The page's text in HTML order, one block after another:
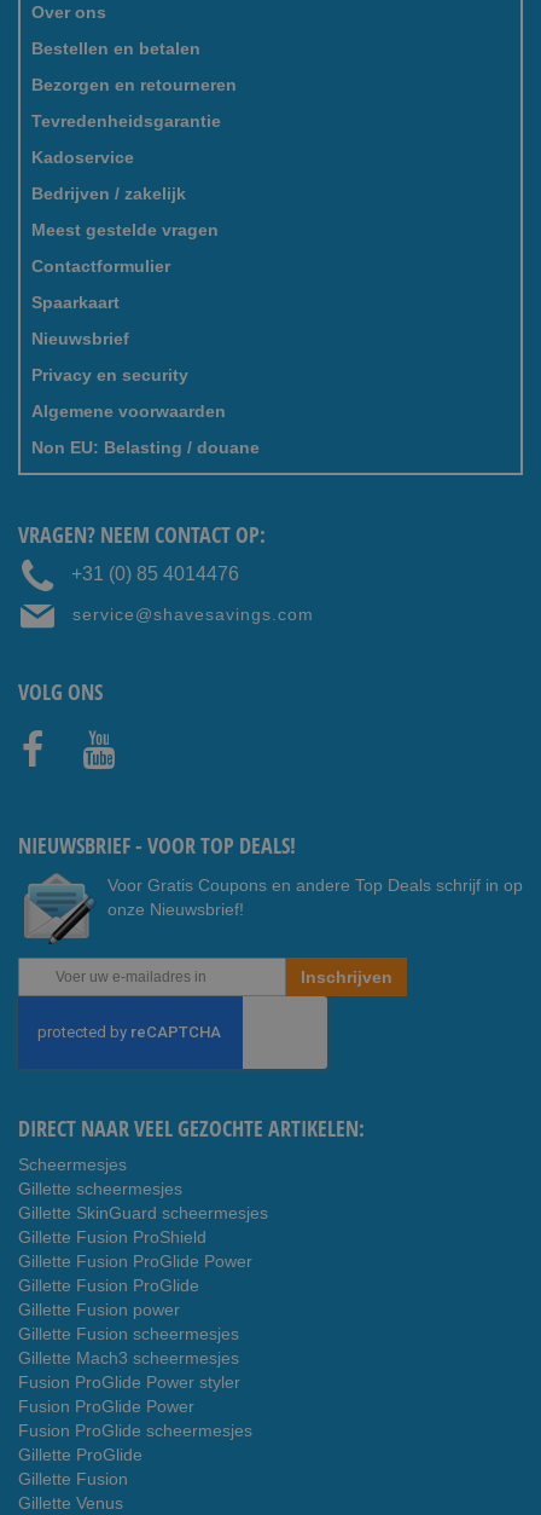
Over ons
Bestellen en betalen
Bezorgen en retourneren
Tevredenheidsgarantie
Kadoservice
Bedrijven / zakelijk
Meest gestelde vragen
Contactformulier
Spaarkaart
Nieuwsbrief
Privacy en security
Algemene voorwaarden
Non EU: Belasting / douane
VRAGEN? NEEM CONTACT OP:
+31 (0) 85 4014476
service@shavesavings.com
VOLG ONS
NIEUWSBRIEF - VOOR TOP DEALS!
Voor Gratis Coupons en andere Top Deals schrijf in op
onze Nieuwsbrief!
Abonneer
u
onze
nieuwsbrief
Inschrijven
DIRECT NAAR VEEL GEZOCHTE ARTIKELEN:
Scheermesjes
Gillette scheermesjes
Gillette SkinGuard scheermesjes
Gillette Fusion ProShield
Gillette Fusion ProGlide Power
Gillette Fusion ProGlide
Gillette Fusion power
Gillette Fusion scheermesjes
Gillette Mach3 scheermesjes
Fusion ProGlide Power styler
Fusion ProGlide Power
Fusion ProGlide scheermesjes
Gillette ProGlide
Gillette Fusion
Gillette Venus